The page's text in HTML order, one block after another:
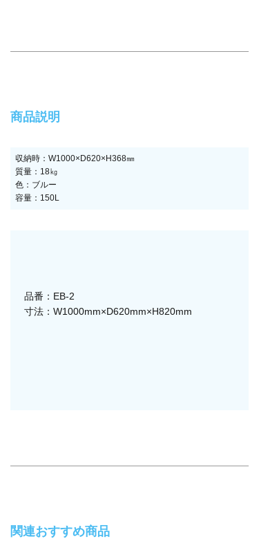
商品説明
収納時：W1000×D620×H368㎜
質量：18㎏
色：ブルー
容量：150L
品番：EB-2
寸法：W1000mm×D620mm×H820mm
関連おすすめ商品